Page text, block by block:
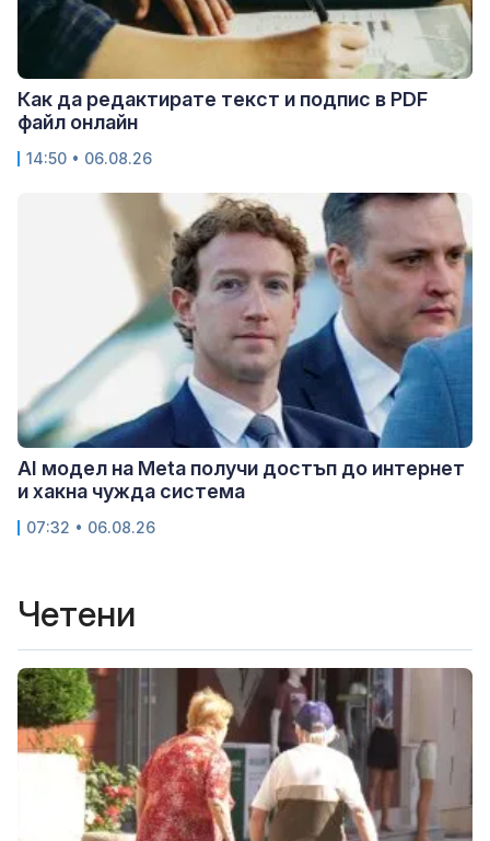
Как да редактирате текст и подпис в PDF
файл онлайн
14:50 • 06.08.26
AI модел на Meta получи достъп до интернет
и хакна чужда система
07:32 • 06.08.26
Четени